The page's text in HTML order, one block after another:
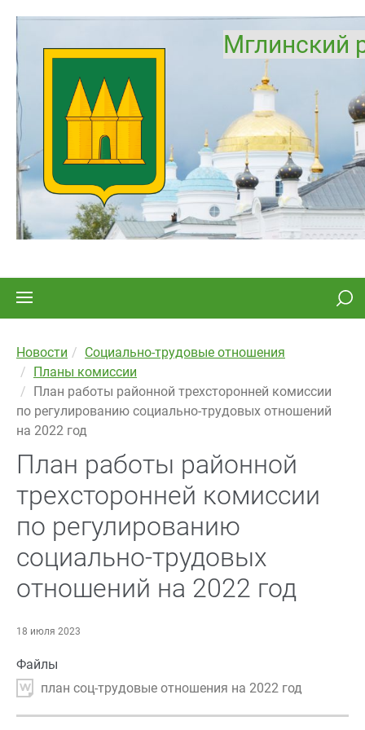
Мглинский
Новости
Социально-трудовые отношения
Планы комиссии
План работы районной трехсторонней комиссии
по регулированию социально-трудовых отношений
на 2022 год
План работы районной
трехсторонней комиссии
по регулированию
социально-трудовых
отношений на 2022 год
18 июля 2023
Файлы
план соц-трудовые отношения на 2022 год